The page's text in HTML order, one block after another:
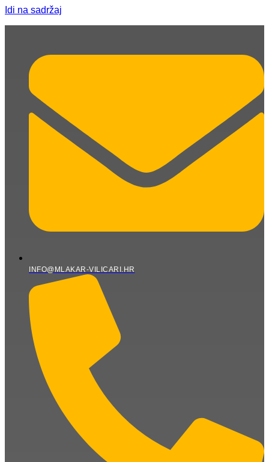
Idi na sadržaj
INFO@MLAKAR-VILICARI.HR